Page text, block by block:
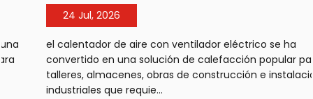
24 Jul, 2026
el calentador de aire con ventilador eléctrico se ha
convertido en una solución de calefacción popular para
talleres, almacenes, obras de construcción e instalaciones
industriales que requie...